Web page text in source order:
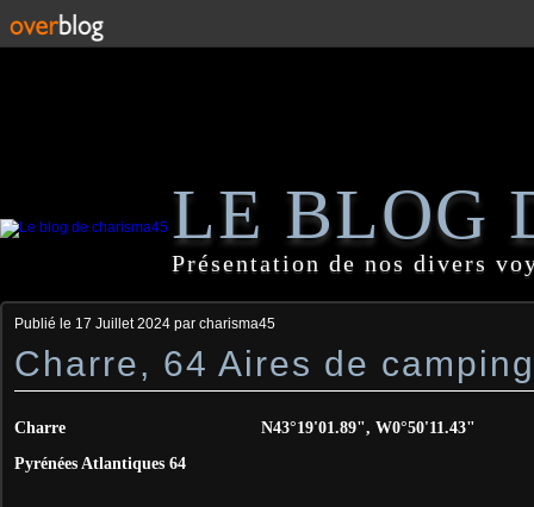
LE BLOG
Présentation de nos divers
Publié le 17 Juillet 2024 par charisma45
Charre, 64 Aires de
Charre N43°19'01.89", W0°50'11.43"
Pyrénées Atlantiques 64